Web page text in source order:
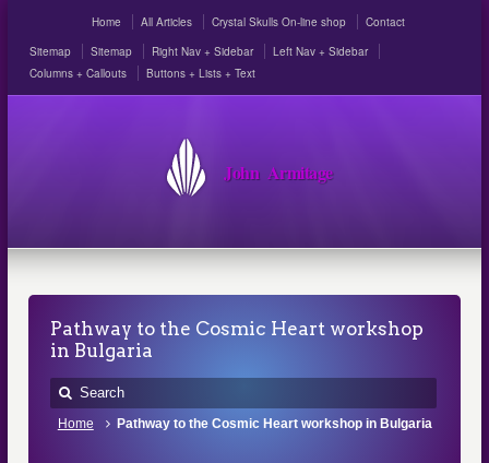
Home All Articles Crystal Skulls On-line shop
Contact
Sitemap
Sitemap Right Nav + Sidebar
Left Nav + Sidebar
Columns + Callouts
Buttons + Lists + Text
John Armitage
Pathway to the Cosmic Heart workshop
in Bulgaria
Home Pathway to the Cosmic Heart workshop in Bulgaria